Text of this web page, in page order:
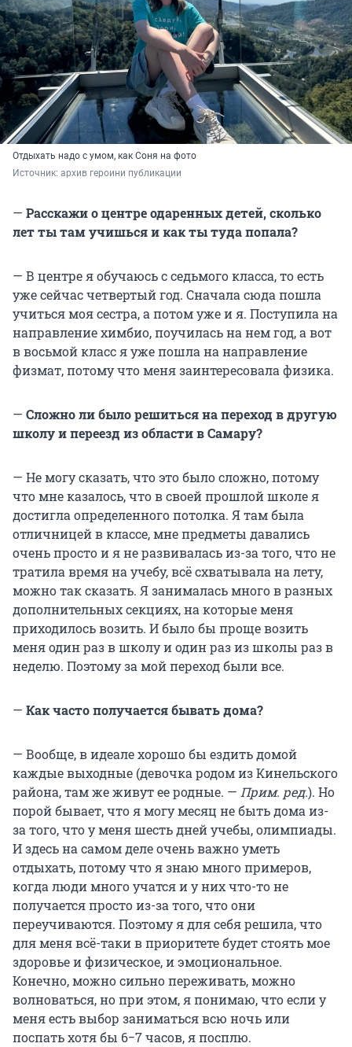
Отдыхать надо с умом, как Соня на фото
Источник: архив героини публикации
— Расскажи о центре одаренных детей, сколько
лет ты там учишься и как ты туда попала?
— В центре я обучаюсь с седьмого класса, то есть
уже сейчас четвертый год. Сначала сюда пошла
учиться моя сестра, а потом уже и я. Поступила на
направление химбио, поучилась на нем год, а вот
в восьмой класс я уже пошла на направление
физмат, потому что меня заинтересовала физика.
— Сложно ли было решиться на переход в другую
школу и переезд из области в Самару?
— Не могу сказать, что это было сложно, потому
что мне казалось, что в своей прошлой школе я
достигла определенного потолка. Я там была
отличницей в классе, мне предметы давались
очень просто и я не развивалась из-за того, что не
тратила время на учебу, всё схватывала на лету,
можно так сказать. Я занималась много в разных
дополнительных секциях, на которые меня
приходилось возить. И было бы проще возить
меня один раз в школу и один раз из школы раз в
неделю. Поэтому за мой переход были все.
— Как часто получается бывать дома?
— Вообще, в идеале хорошо бы ездить домой
каждые выходные (девочка родом из Кинельского
района, там же живут ее родные. — Прим. ред.). Но
порой бывает, что я могу месяц не быть дома из-
за того, что у меня шесть дней учебы, олимпиады.
И здесь на самом деле очень важно уметь
отдыхать, потому что я знаю много примеров,
когда люди много учатся и у них что-то не
получается просто из-за того, что они
переучиваются. Поэтому я для себя решила, что
для меня всё-таки в приоритете будет стоять мое
здоровье и физическое, и эмоциональное.
Конечно, можно сильно переживать, можно
волноваться, но при этом, я понимаю, что если у
меня есть выбор заниматься всю ночь или
поспать хотя бы 6−7 часов, я посплю.